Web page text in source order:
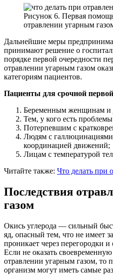
Рисунок 6. Первая
отравлении угарным
Дальнейшие меры
принимают решение о
порядке первой очередности
отравлении угарным газом
категориям пациентов.
Пациенты для срочной
Беременным женщинам и
Тем, у кого есть
Потерпевшим с
Людям с
координацией движений;
Лицам с температурой
Читайте также: Что делать при
Последствия
газом
Окись углерода — сильный
яд, опасный тем, что не имеет
проникает через перегородки
Если не оказать
отравлении угарным газом, то
организм могут иметь самые